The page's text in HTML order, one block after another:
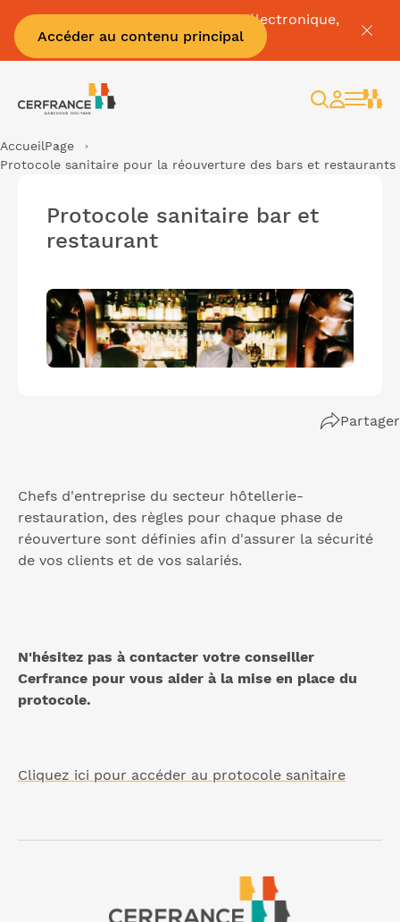
Accéder au contenu principal
Pour tout savoir sur la facture électronique,
c'est parici
Rechercher
Espace
AccueilPage
Protocole sanitaire pour la réouverture des bars et restaurants
Protocole sanitaire bar et
restaurant
Partager
Chefs d'entreprise du secteur hôtellerie-
restauration, des règles pour chaque phase de
réouverture sont définies afin d'assurer la sécurité
de vos clients et de vos salariés.
N'hésitez pas à contacter votre conseiller
Cerfrance pour vous aider à la mise en place du
protocole.
Cliquez ici pour accéder au protocole sanitaire